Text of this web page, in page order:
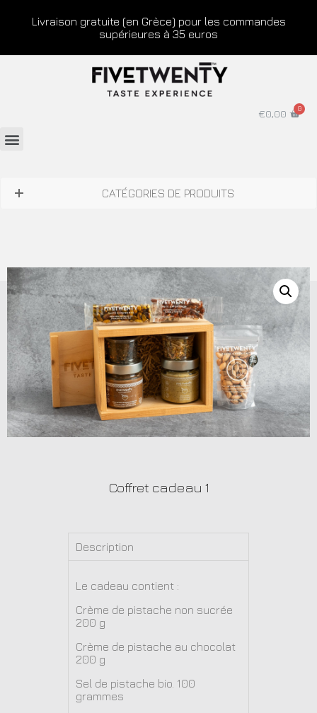
Livraison gratuite (en Grèce) pour les commandes
supérieures à 35 euros
€0,00
CATÉGORIES DE PRODUITS
Coffret cadeau 1
Description
Le cadeau contient :
Crème de pistache non sucrée
200 g
Crème de pistache au chocolat
200 g
Sel de pistache bio. 100
grammes